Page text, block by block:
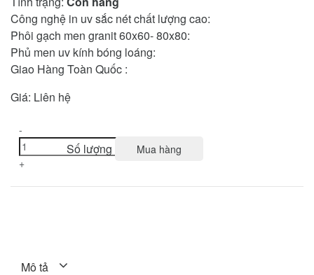
Công nghệ in uv sắc nét chất lượng cao:
Phôi gạch men granit 60x60- 80x80:
Phủ men uv kính bóng loáng:
Giao Hàng Toàn Quốc :
Giá: Liên hệ
Số lượng
-
+
Mua hàng
Mô tả